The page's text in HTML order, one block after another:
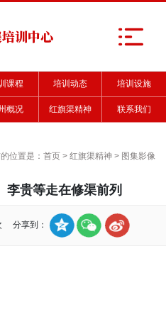
训中心
课程 培训动态 培训设施
概况 红旗渠精神 联系我们
位置是： 首页 > 红旗渠精神 > 图集影像
李贵等走在修渠前列
分享到：